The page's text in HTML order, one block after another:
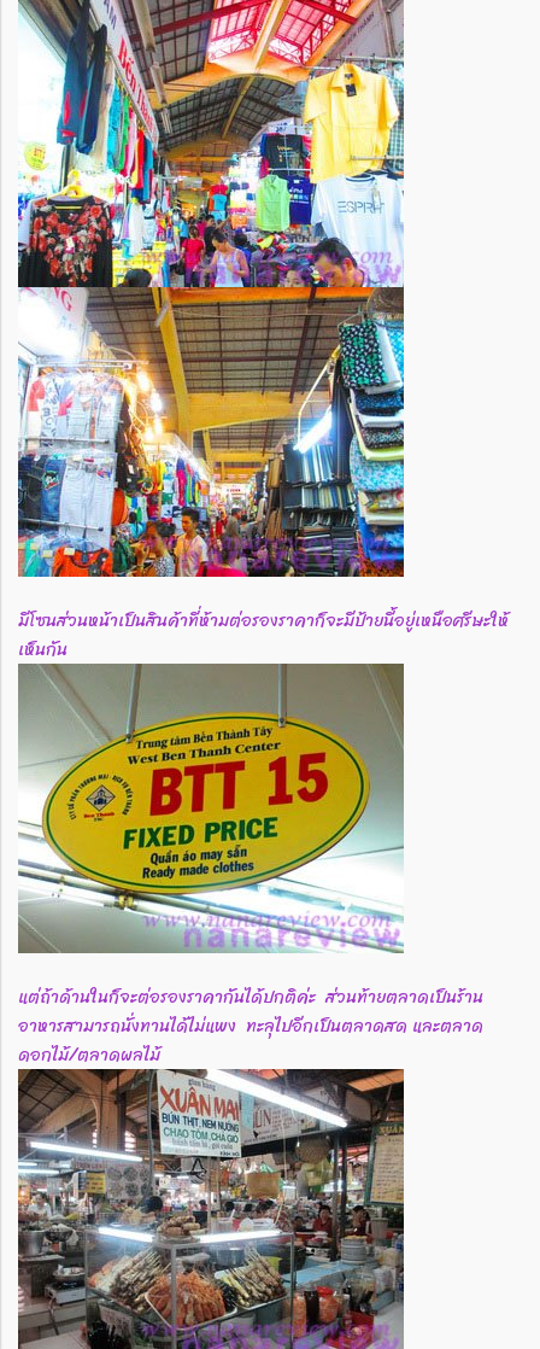
มีโซนส่วนหน้าเป็นสินค้าที่ห้ามต่อรองราคาก็จะมีป้ายนี้อยู่เหนือศรีษะให้
เห็นกัน
แต่ถ้าด้านในก็จะต่อรองราคากันได้ปกติค่ะ ส่วนท้ายตลาดเป็นร้าน
อาหารสามารถนั่งทานได้ไม่แพง ทะลุไปอีกเป็นตลาดสด และตลาด
ดอกไม้/ตลาดผลไม้